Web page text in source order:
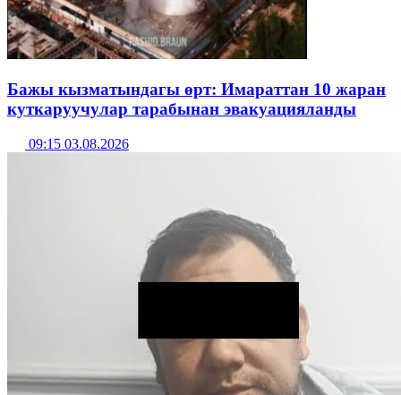
Бажы кызматындагы өрт: Имараттан 10 жаран
куткаруучулар тарабынан эвакуацияланды
09:15 03.08.2026